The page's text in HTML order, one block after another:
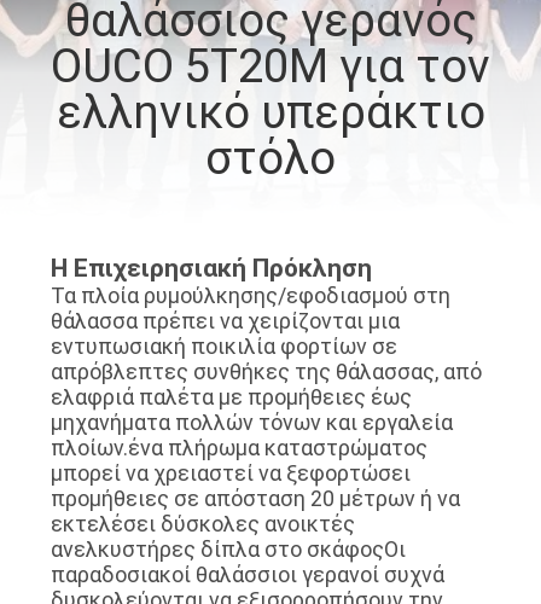
ΕΜΆΣ
ΕΠΙΣΚΈΨΕΙΣ
ΣΤΟ
ΈΛΕΓΧΟΣ
ΠΟΙΌΤΗΤΑΣ
ΕΙΔΉΣΕΙΣ
ΥΠΟΘΈΣΕΙΣ
CONTACT
θαλάσσιος γερανός
OUCO 5T20M για τον
ελληνικό υπεράκτιο
στόλο
Η Επιχειρησιακή Πρόκληση
Τα πλοία ρυμούλκησης/εφοδιασμού στη
θάλασσα πρέπει να χειρίζονται μια
εντυπωσιακή ποικιλία φορτίων σε
απρόβλεπτες συνθήκες της θάλασσας, από
ελαφριά παλέτα με προμήθειες έως
μηχανήματα πολλών τόνων και εργαλεία
πλοίων.ένα πλήρωμα καταστρώματος
μπορεί να χρειαστεί να ξεφορτώσει
προμήθειες σε απόσταση 20 μέτρων ή να
εκτελέσει δύσκολες ανοικτές
ανελκυστήρες δίπλα στο σκάφοςΟι
παραδοσιακοί θαλάσσιοι γερανοί συχνά